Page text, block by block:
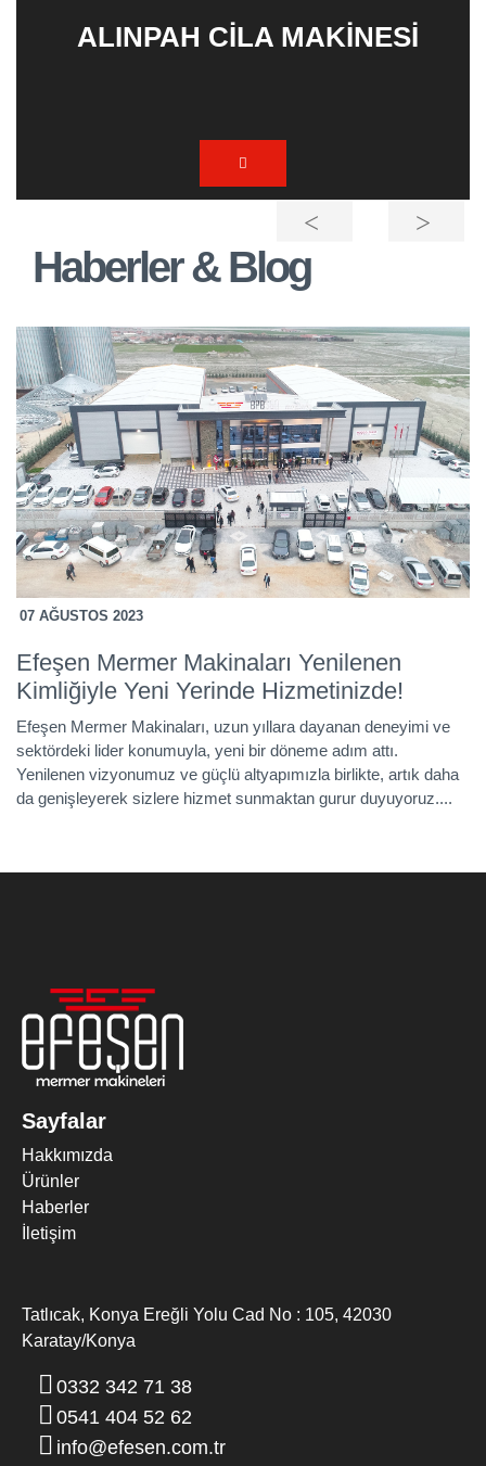
BOY EBATLAMA MAKINESI
(Kızaklı)
ÇOK TESTERELI EBATLAMA MAKINESI
BLOK ÇEVIRME MAKINESI
ALINPAH CILA MAKINESI
Haberler & Blog
07 AĞUSTOS 2023
Efeşen Mermer Makinaları Yenilenen
Kimliğiyle Yeni Yerinde Hizmetinizde!
Efeşen Mermer Makinaları, uzun yıllara dayanan deneyimi ve
sektördeki lider konumuyla, yeni bir döneme adım attı.
Yenilenen vizyonumuz ve güçlü altyapımızla birlikte, artık daha
da genişleyerek sizlere hizmet sunmaktan gurur duyuyoruz....
Sayfalar
Hakkımızda
Ürünler
Haberler
İletişim
Tatlıcak, Konya Ereğli Yolu Cad No : 105, 42030
Karatay/Konya
0332 342 71 38
0541 404 52 62
info@efesen.com.tr